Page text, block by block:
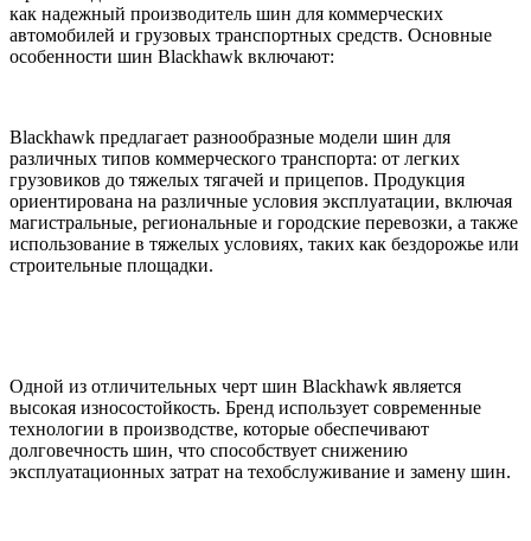
как надежный производитель шин для коммерческих
автомобилей и грузовых транспортных средств. Основные
особенности шин Blackhawk включают:
Blackhawk предлагает разнообразные модели шин для
различных типов коммерческого транспорта: от легких
грузовиков до тяжелых тягачей и прицепов. Продукция
ориентирована на различные условия эксплуатации, включая
магистральные, региональные и городские перевозки, а также
использование в тяжелых условиях, таких как бездорожье или
строительные площадки.
Одной из отличительных черт шин Blackhawk является
высокая износостойкость. Бренд использует современные
технологии в производстве, которые обеспечивают
долговечность шин, что способствует снижению
эксплуатационных затрат на техобслуживание и замену шин.